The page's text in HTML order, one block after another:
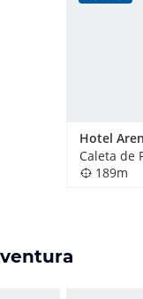
Hotel
Caleta de
189m